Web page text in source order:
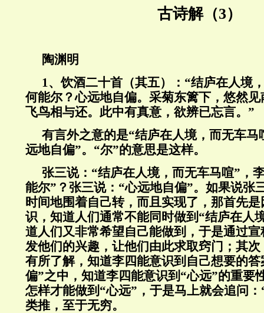
古诗解（3）
陶渊明
1、饮酒二十首（其五）：“结庐在人境
何能尔？心远地自偏。采菊东篱下，悠然
飞鸟相与还。此中有真意，欲辨已忘言。”
有言外之意的是“结庐在人境，而无车马
远地自偏”。“尔”的意思是这样。
张三说：“结庐在人境，而无车马喧”，
能尔”？张三说：“心远地自偏”。如果说张
时间地围着自己转，而且实现了，那首先
识，知道人们通常不能同时做到“结庐在人
道人们又非常希望自己能做到，于是通过
发他们的兴趣，让他们由此求取窍门；其
有所了解，知道李四能意识到自己想要的
偏”之中，知道李四能意识到“心远”的重要
怎样才能做到“心远”，于是马上就会追问
类推，至于无穷。